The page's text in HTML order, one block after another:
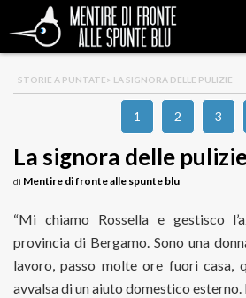
STORIE A PUNTATE> LA SIGNORA DELLE PULIZIE
1 2 3
La signora delle
di Mentire di fronte alle spunte blu
“Mi chiamo Rossella e gestisco
provincia di Bergamo. Sono una
lavoro, passo molte ore fuori casa,
avvalsa di un aiuto domestico